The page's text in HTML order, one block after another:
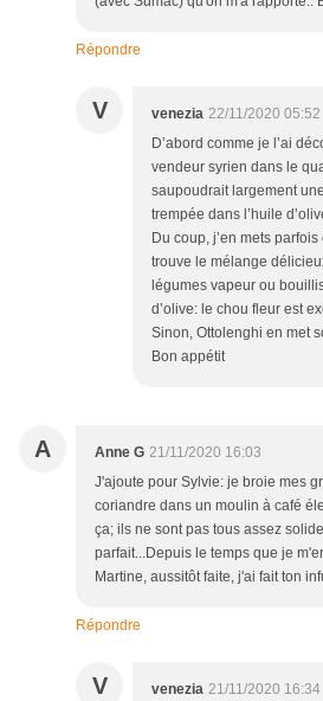
Répondre
V venezia 22/11/2020 05:52
D’abord comme je l’ai
vendeur syrien dans le
saupoudrait largement
trempée dans l’huile
Du coup, j’en mets
trouve le mélange
légumes vapeur ou
d’olive: le chou fleur est
Sinon, Ottolenghi en met
Bon appétit
A Anne G 21/11/2020 16:03
J'ajoute pour Sylvie: je broie mes
coriandre dans un moulin à café
ça; ils ne sont pas tous assez
parfait...Depuis le temps que je
Martine, aussitôt faite, j'ai fait ton
Répondre
V venezia 21/11/2020 16:34